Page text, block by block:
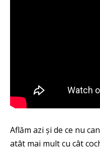
Aflăm azi și de ce nu
atât mai mult cu cât